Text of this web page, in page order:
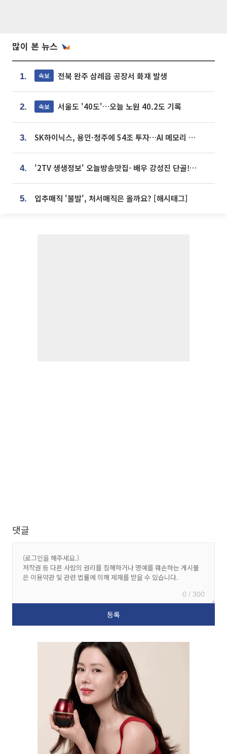
많이 본 뉴스
1. 속보 전북 완주 삼례읍 공장서 화재 발생
2. 속보 서울도 '40도'…오늘 노원 40.2도 기록
3. SK하이닉스, 용인·청주에 54조 투자…AI 메모리 생산기지 키운다
4. '2TV 생생정보' 오늘방송맛집- 배우 강성진 단골! 쌀국수ㆍ푸팟퐁 커리 맛집 '블○○○'
5. 입추매직 '불발', 처서매직은 올까요? [해시태그]
댓글
0 / 300